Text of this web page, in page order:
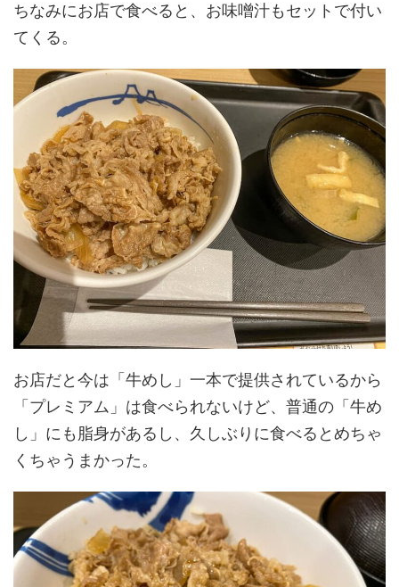
ちなみにお店で食べると、お味噌汁もセットで付い
てくる。
お店だと今は「牛めし」一本で提供されているから
「プレミアム」は食べられないけど、普通の「牛め
し」にも脂身があるし、久しぶりに食べるとめちゃ
くちゃうまかった。